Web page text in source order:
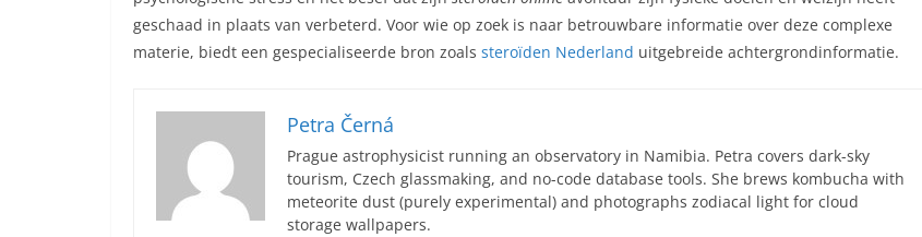
geschaad in plaats van verbeterd. Voor wie op zoek is naar betrouwbare informatie over deze complexe
materie, biedt een gespecialiseerde bron zoals steroïden Nederland uitgebreide achtergrondinformatie.
Petra Černá
Prague astrophysicist running an observatory in Namibia. Petra covers dark-sky
tourism, Czech glassmaking, and no-code database tools. She brews kombucha with
meteorite dust (purely experimental) and photographs zodiacal light for cloud
storage wallpapers.